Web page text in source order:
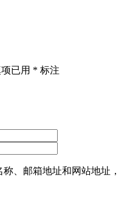
已用 * 标注
、邮箱地址和网站地址，